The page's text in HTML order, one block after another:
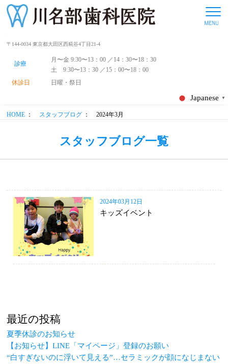
〒144-0034 東京都大田区西糀谷4丁目21-4
診療
月〜金 9:30〜13：00 ／14：30〜18：30
土 9:30〜13：30 ／15：00〜18：00
休診日
日曜・祭日
Japanese ▼
HOME ： スタッフブログ ： 2024年3月
スタッフブログ一覧
2024年03月12日
キッズイベント
最近の投稿
夏季休診のお知らせ
【お知らせ】LINE「マイページ」登録のお願い
“白すぎないのに浮いて見える”…セラミックが顔になじまない